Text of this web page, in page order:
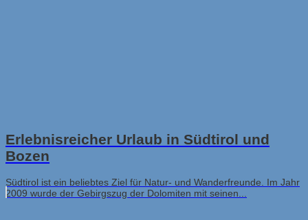
Erlebnisreicher Urlaub in Südtirol und
Bozen
Südtirol ist ein beliebtes Ziel für Natur- und Wanderfreunde. Im Jahr
2009 wurde der Gebirgszug der Dolomiten mit seinen...